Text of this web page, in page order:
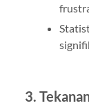
3.